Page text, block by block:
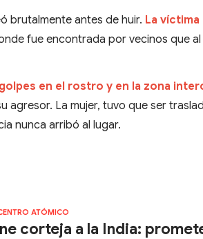
brutalmente antes de huir. La
fue encontrada por vecinos que
golpes en el rostro y en la zona
agresor. La mujer, tuvo que ser
nunca arribó al lugar.
ATÓMICO
corteja a la India: